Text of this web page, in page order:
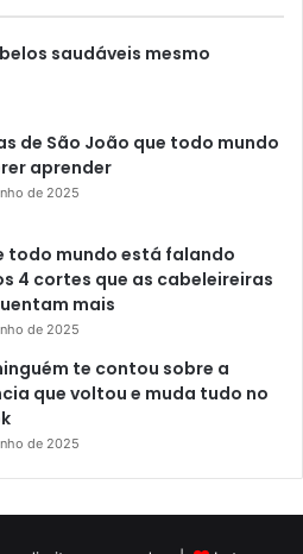
saudáveis mesmo
de São João que todo mundo
aprender
de 2025
todo mundo está falando
4 cortes que as cabeleireiras
mais
de 2025
te contou sobre a
que voltou e muda tudo no
de 2025